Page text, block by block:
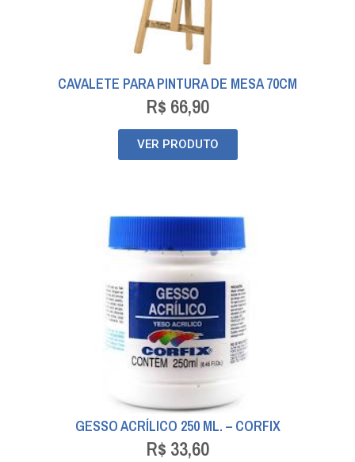
CAVALETE PARA PINTURA DE MESA 70CM
R$ 66,90
VER PRODUTO
GESSO ACRÍLICO 250 ML. – CORFIX
R$ 33,60